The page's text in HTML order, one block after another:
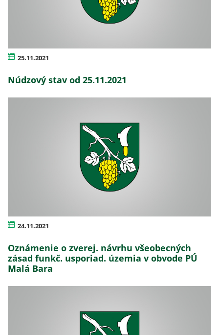
25.11.2021
Núdzový stav od 25.11.2021
24.11.2021
Oznámenie o zverej. návrhu všeobecných
zásad funkč. usporiad. územia v obvode PÚ
Malá Bara